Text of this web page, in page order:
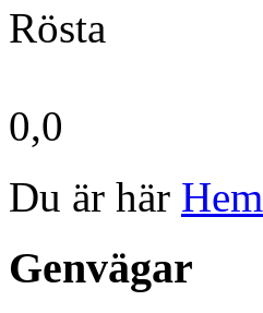
Rösta
0,0
Du är här Hem
Genvägar